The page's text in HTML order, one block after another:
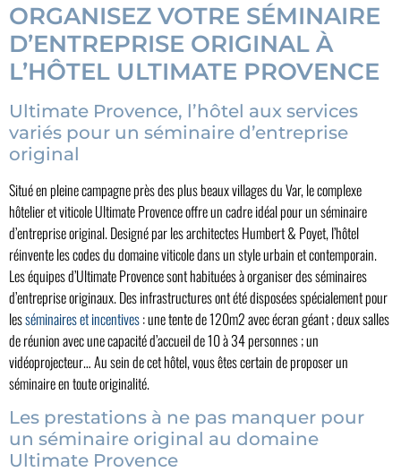
ORGANISEZ VOTRE SÉMINAIRE
D’ENTREPRISE ORIGINAL À
L’HÔTEL ULTIMATE PROVENCE
Ultimate Provence, l’hôtel aux services
variés pour un séminaire d’entreprise
original
Situé en pleine campagne près des plus beaux villages du Var, le complexe
hôtelier et viticole Ultimate Provence offre un cadre idéal pour un séminaire
d’entreprise original. Designé par les architectes Humbert & Poyet, l’hôtel
réinvente les codes du domaine viticole dans un style urbain et contemporain.
Les équipes d’Ultimate Provence sont habituées à organiser des séminaires
d’entreprise originaux. Des infrastructures ont été disposées spécialement pour
lesséminaires et incentives: une tente de 120m2 avec écran géant ; deux salles
de réunion avec une capacité d’accueil de 10 à 34 personnes ; un
vidéoprojecteur… Au sein de cet hôtel, vous êtes certain de proposer un
séminaire en toute originalité.
Les prestations à ne pas manquer pour
un séminaire original au domaine
Ultimate Provence